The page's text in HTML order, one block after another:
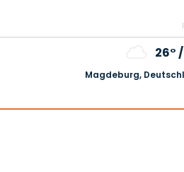
26°/
Magdeburg,